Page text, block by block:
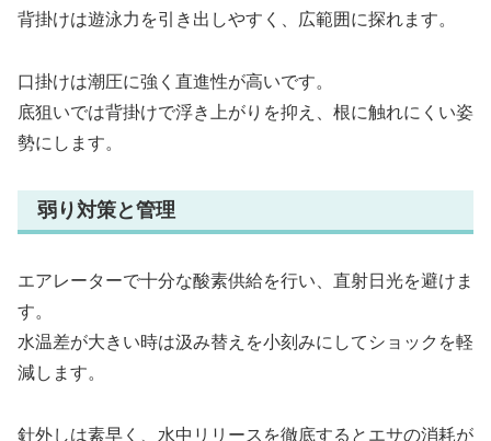
背掛けは遊泳力を引き出しやすく、広範囲に探れます。
口掛けは潮圧に強く直進性が高いです。
底狙いでは背掛けで浮き上がりを抑え、根に触れにくい姿
勢にします。
弱り対策と管理
エアレーターで十分な酸素供給を行い、直射日光を避けま
す。
水温差が大きい時は汲み替えを小刻みにしてショックを軽
減します。
針外しは素早く、水中リリースを徹底するとエサの消耗が